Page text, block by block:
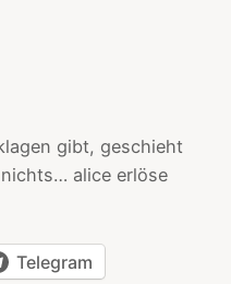
gibt, geschieht
alice erlöse
Telegram